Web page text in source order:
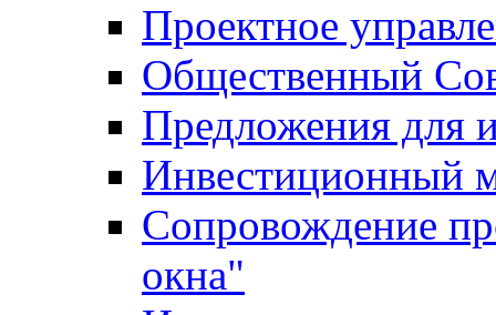
Проектное
Общественный
Предложения для
Инвестиционный
Сопровождение
окна"